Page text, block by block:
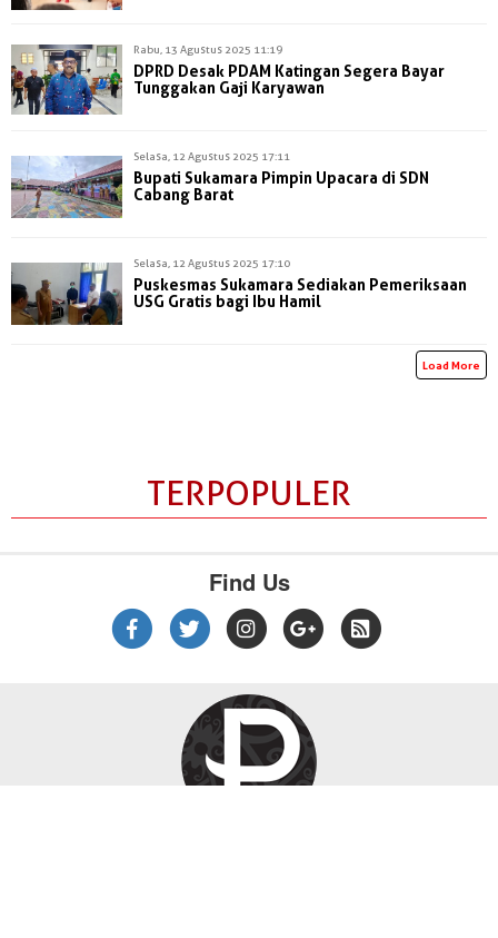
Rabu, 13 Agustus 2025 11:19
DPRD Desak PDAM Katingan Segera Bayar
Tunggakan Gaji Karyawan
Selasa, 12 Agustus 2025 17:11
Bupati Sukamara Pimpin Upacara di SDN
Cabang Barat
Selasa, 12 Agustus 2025 17:10
Puskesmas Sukamara Sediakan Pemeriksaan
USG Gratis bagi Ibu Hamil
Load More
TERPOPULER
Find Us